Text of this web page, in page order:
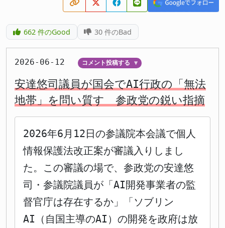
662 件のGood 30 件のBad
2026-06-12 コメント投稿する ▼
安達悠司議員が国会でAI行政の「無法
地帯」を問い質す 参政党の鋭い指摘
2026年6月12日の参議院本会議で個人
情報保護法改正案が審議入りしまし
た。この審議の場で、参政党の安達悠
司・参議院議員が「AI開発事業者の監
督官庁は存在するか」「ソブリン
AI（自国主導のAI）の開発を政府は放